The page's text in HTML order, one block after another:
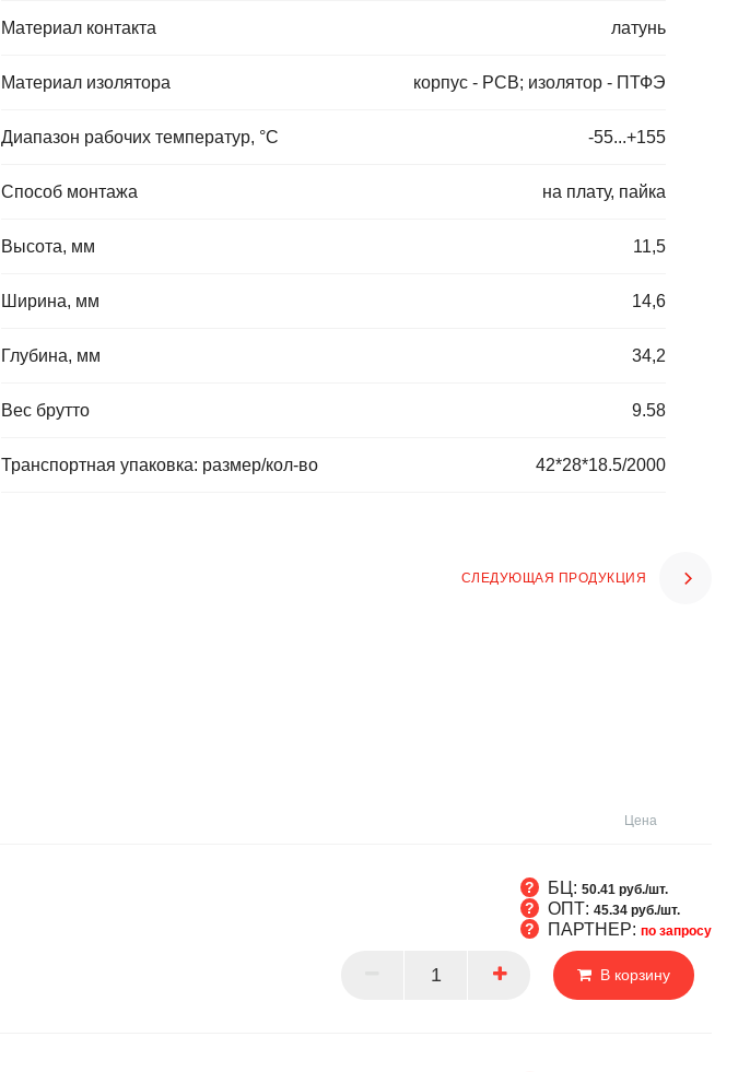
Материал контакта латунь
Материал изолятора корпус - PCB; изолятор - ПТФЭ
Диапазон рабочих температур, °C -55...+155
Способ монтажа на плату, пайка
Высота, мм 11,5
Ширина, мм 14,6
Глубина, мм 34,2
Вес брутто 9.58
Транспортная упаковка: размер/кол-во 42*28*18.5/2000
СЛЕДУЮЩАЯ ПРОДУКЦИЯ
Цена
БЦ: 50.41 руб./шт.
ОПТ: 45.34 руб./шт.
ПАРТНЕР: по запросу
В корзину